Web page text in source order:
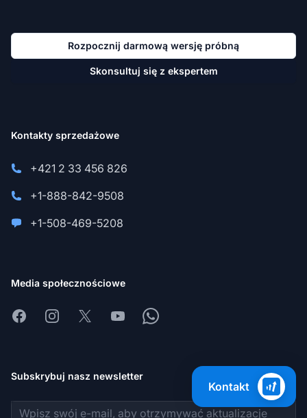
Rozpocznij darmową wersję próbną
Skonsultuj się z ekspertem
Kontakty sprzedażowe
+421 2 33 456 826
+1-888-842-9508
+1-508-469-5208
Media społecznościowe
FacebookInstagram
X YoutubeWhatsapp
Subskrybuj nasz newsletter
Adres e-mail
Kontakt